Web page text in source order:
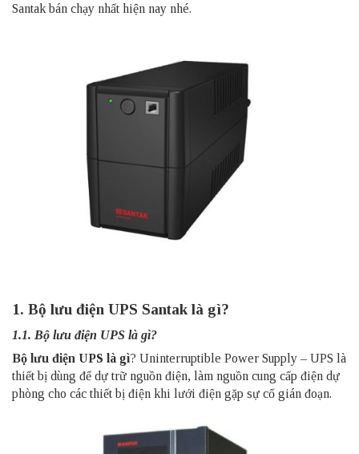
Santak bán chạy nhất hiện nay nhé.
1. Bộ lưu điện UPS Santak là gì?
1.1. Bộ lưu điện UPS là gì?
Bộ lưu điện UPS là gì? Uninterruptible Power Supply – UPS là
thiết bị dùng để dự trữ nguồn điện, làm nguồn cung cấp điện dự
phòng cho các thiết bị điện khi lưới điện gặp sự cố gián đoạn.